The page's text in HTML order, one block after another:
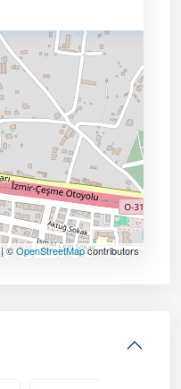
|©OpenStreetMapcontributors